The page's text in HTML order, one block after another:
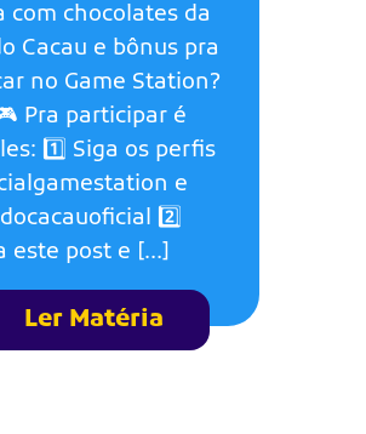
com chocolates da
Cacau e bônus pra
no Game Station?
Pra participar é
1️⃣ Siga os perfis
e
2️⃣
este post e […]
Ler Matéria